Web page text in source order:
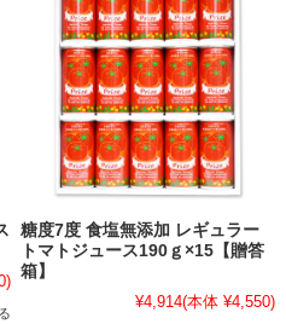
糖度7度 食塩無添加 レギュラー
トマトジュース190ｇ×15【贈答
箱】
¥4,914(本体 ¥4,550)